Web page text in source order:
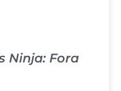
Ninja: Fora